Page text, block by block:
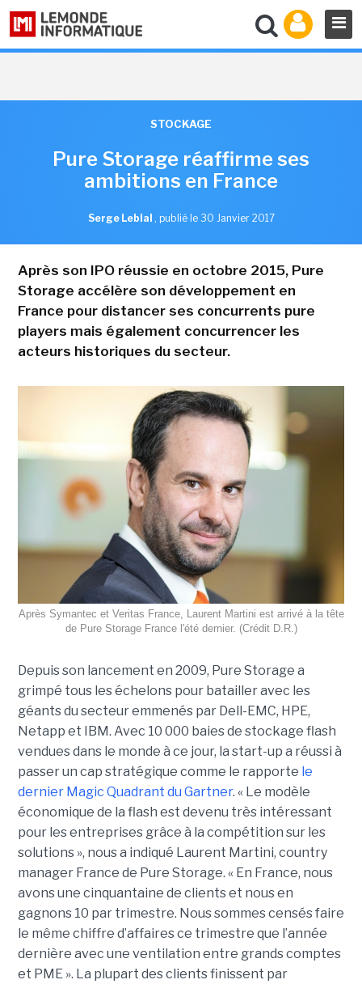
STOCKAGE
Pure Storage réaffirme ses
ambitions en France
Serge Leblal , publié le 30 Janvier 2017
Après son IPO réussie en octobre 2015, Pure
Storage accélère son développement en
France pour distancer ses concurrents pure
players mais également concurrencer les
acteurs historiques du secteur.
Après Symantec et Veritas France, Laurent Martini est arrivé à la tête
de Pure Storage France l'été dernier. (Crédit D.R.)
Depuis son lancement en 2009, Pure Storage a
grimpé tous les échelons pour batailler avec les
géants du secteur emmenés par Dell-EMC, HPE,
Netapp et IBM. Avec 10 000 baies de stockage flash
vendues dans le monde à ce jour, la start-up a réussi à
passer un cap stratégique comme le rapporte le
dernier Magic Quadrant du Gartner. « Le modèle
économique de la flash est devenu très intéressant
pour les entreprises grâce à la compétition sur les
solutions », nous a indiqué Laurent Martini, country
manager France de Pure Storage. « En France, nous
avons une cinquantaine de clients et nous en
gagnons 10 par trimestre. Nous sommes censés faire
le même chiffre d’affaires ce trimestre que l’année
dernière avec une ventilation entre grands comptes
et PME ». La plupart des clients finissent par